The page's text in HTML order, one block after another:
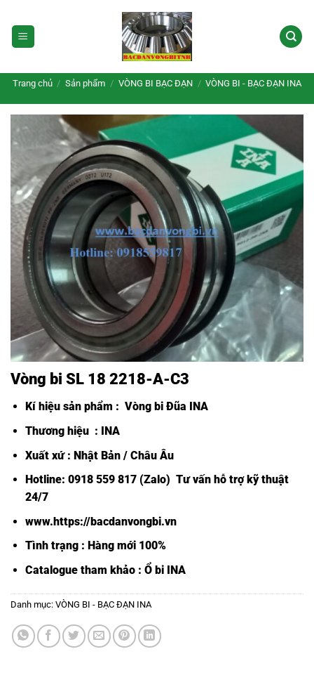
qua
nội
Trang chủ / Sản phẩm / VÒNG BI BẠC ĐẠN / VÒNG BI - BẠC ĐẠN INA
Vòng bi SL 18 2218-A-C3
Kí hiệu sản phẩm : Vòng bi Đũa INA
Thương hiệu : INA
Xuất xứ : Nhật Bản / Châu Âu
Hotline: 0918 559 817 (Zalo) Tư vấn hỗ trợ kỹ thuật
24/7
www.https://bacdanvongbi.vn
Tình trạng : Hàng mới 100%
Catalogue tham khảo : Ổ bi INA
Danh mục: VÒNG BI - BẠC ĐẠN INA